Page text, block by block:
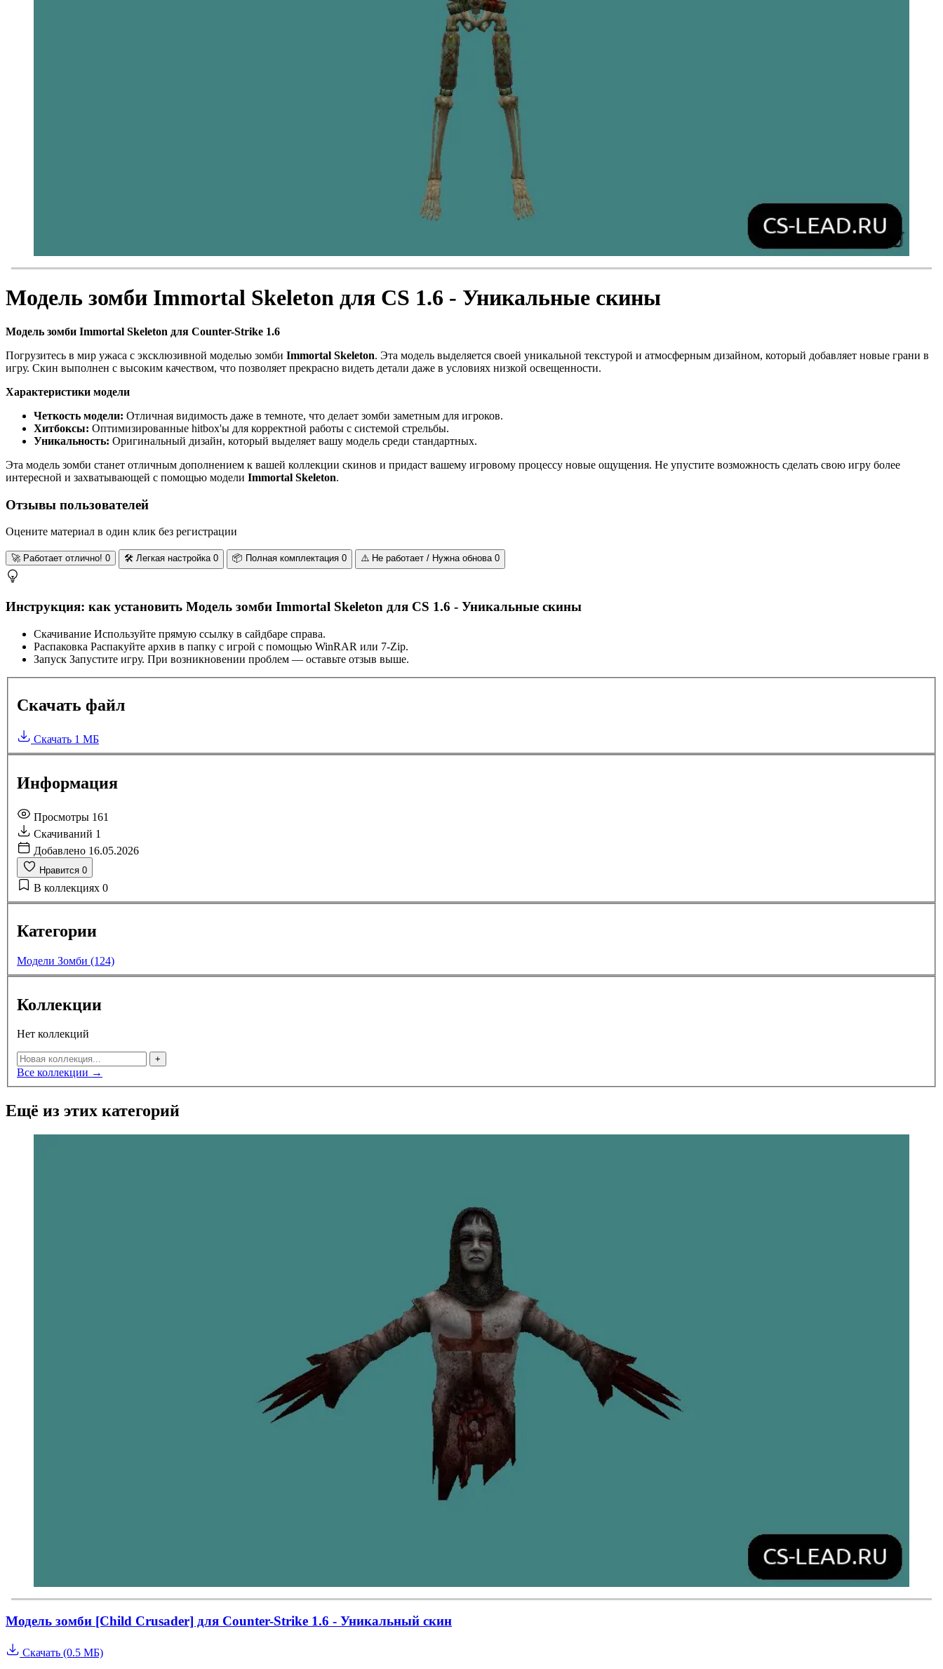
Модель зомби Immortal Skeleton для CS 1.6 - Уникальные скины
Модель зомби Immortal Skeleton для Counter-Strike 1.6
Погрузитесь в мир ужаса с эксклюзивной моделью зомби Immortal Skeleton. Эта модель выделяется своей уникальной текстурой и атмосферным дизайном, который добавляет новые грани в
игру. Скин выполнен с высоким качеством, что позволяет прекрасно видеть детали даже в условиях низкой освещенности.
Характеристики модели
Четкость модели: Отличная видимость даже в темноте, что делает зомби заметным для игроков.
Хитбоксы: Оптимизированные hitbox'ы для корректной работы с системой стрельбы.
Уникальность: Оригинальный дизайн, который выделяет вашу модель среди стандартных.
Эта модель зомби станет отличным дополнением к вашей коллекции скинов и придаст вашему игровому процессу новые ощущения. Не упустите возможность сделать свою игру более
интересной и захватывающей с помощью модели Immortal Skeleton.
Отзывы пользователей
Оцените материал в один клик без регистрации
🚀Работает отлично! 0 🛠️ Легкая настройка 0 📦 Полная комплектация 0 ⚠️ Не работает / Нужна обнова 0
Инструкция: как установить Модель зомби Immortal Skeleton для CS 1.6 - Уникальные скины
Скачивание Используйте прямую ссылку в сайдбаре справа.
Распаковка Распакуйте архив в папку с игрой с помощью WinRAR или 7-Zip.
Запуск Запустите игру. При возникновении проблем — оставьте отзыв выше.
Скачать файл
Скачать 1 МБ
Информация
Просмотры 161
Скачиваний 1
Добавлено 16.05.2026
Нравится 0
В коллекциях 0
Категории
Модели Зомби (124)
Коллекции
Нет коллекций
+
Все коллекции →
Ещё из этих категорий
Модель зомби [Child Crusader] для Counter-Strike 1.6 - Уникальный скин
Скачать (0.5 МБ)